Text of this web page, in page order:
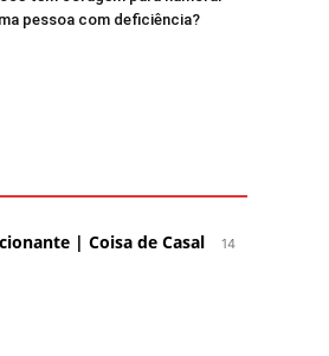
pessoa com deficiência?
| Coisa de Casal
14